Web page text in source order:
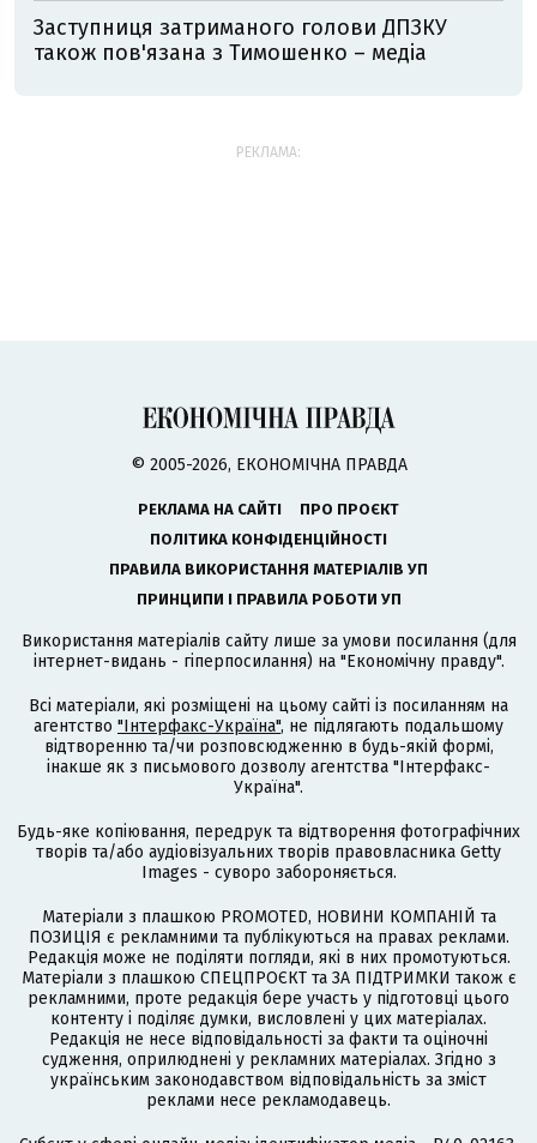
Заступниця затриманого голови ДПЗКУ
також пов'язана з Тимошенко – медіа
РЕКЛАМА:
© 2005-2026, ЕКОНОМІЧНА ПРАВДА
РЕКЛАМА НА САЙТІ
ПРО ПРОЄКТ
ПОЛІТИКА КОНФІДЕНЦІЙНОСТІ
ПРАВИЛА ВИКОРИСТАННЯ МАТЕРІАЛІВ УП
ПРИНЦИПИ І ПРАВИЛА РОБОТИ УП
Використання матеріалів сайту лише за умови посилання (для
інтернет-видань - гіперпосилання) на "Економічну правду".
Всі матеріали, які розміщені на цьому сайті із посиланням на
агентство "Інтерфакс-Україна", не підлягають подальшому
відтворенню та/чи розповсюдженню в будь-якій формі,
інакше як з письмового дозволу агентства "Інтерфакс-
Україна".
Будь-яке копіювання, передрук та відтворення фотографічних
творів та/або аудіовізуальних творів правовласника Getty
Images - суворо забороняється.
Матеріали з плашкою PROMOTED, НОВИНИ КОМПАНІЙ та
ПОЗИЦІЯ є рекламними та публікуються на правах реклами.
Редакція може не поділяти погляди, які в них промотуються.
Матеріали з плашкою СПЕЦПРОЄКТ та ЗА ПІДТРИМКИ також є
рекламними, проте редакція бере участь у підготовці цього
контенту і поділяє думки, висловлені у цих матеріалах.
Редакція не несе відповідальності за факти та оціночні
судження, оприлюднені у рекламних матеріалах. Згідно з
українським законодавством відповідальність за зміст
реклами несе рекламодавець.